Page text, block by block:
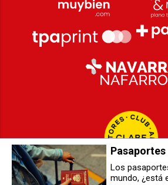
Un hombre, de 37 años, resulta
Los
mundo, ¿está